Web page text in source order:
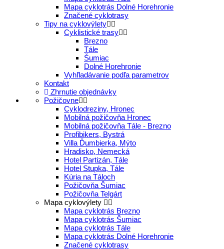
Mapa cyklotrás Dolné Horehronie
Značené cyklotrasy
Tipy na cyklovýlety
Cyklistické trasy
Brezno
Tále
Šumiac
Dolné Horehronie
Vyhľladávanie podľa parametrov
Kontakt
Zhrnutie objednávky
Požičovne
Cyklodreziny, Hronec
Mobilná požičovňa Hronec
Mobilná požičovňa Tále - Brezno
Profibikers, Bystrá
Villa Ďumbierka, Mýto
Hradisko, Nemecká
Hotel Partizán, Tále
Hotel Stupka, Tále
Kúria na Táloch
Požičovňa Šumiac
Požičovňa Telgárt
Mapa cyklovýlety
Mapa cyklotrás Brezno
Mapa cyklotrás Šumiac
Mapa cyklotrás Tále
Mapa cyklotrás Dolné Horehronie
Značené cyklotrasy